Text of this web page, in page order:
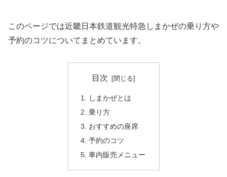
このページでは近畿日本鉄道観光特急しまかぜの乗り方や
予約のコツについてまとめています。
目次
しまかぜとは
乗り方
おすすめの座席
予約のコツ
車内販売メニュー